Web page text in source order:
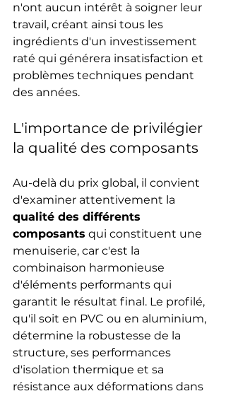
n'ont aucun intérêt à soigner leur
travail, créant ainsi tous les
ingrédients d'un investissement
raté qui générera insatisfaction et
problèmes techniques pendant
des années.
L'importance de privilégier
la qualité des composants
Au-delà du prix global, il convient
d'examiner attentivement la
qualité des différents
composants qui constituent une
menuiserie, car c'est la
combinaison harmonieuse
d'éléments performants qui
garantit le résultat final. Le profilé,
qu'il soit en PVC ou en aluminium,
détermine la robustesse de la
structure, ses performances
d'isolation thermique et sa
résistance aux déformations dans